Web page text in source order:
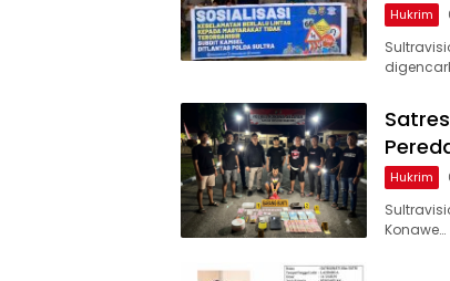
Hukrim
Hukrim
Konawe…